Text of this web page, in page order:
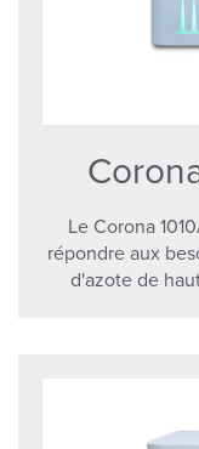
Le Corona
répondre aux
d'azote de